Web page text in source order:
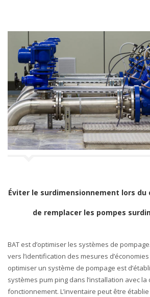
Éviter le surdimensionnement lors du
de remplacer les pompes
BAT est d’optimiser les systèmes de
vers l’identification des mesures
optimiser un système de pompage est
systèmes pum ping dans l’installation avec
fonctionnement. L’inventaire peut être